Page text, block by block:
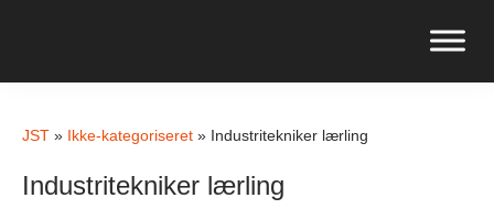
JST » Ikke-kategoriseret » Industritekniker lærling
Industritekniker lærling